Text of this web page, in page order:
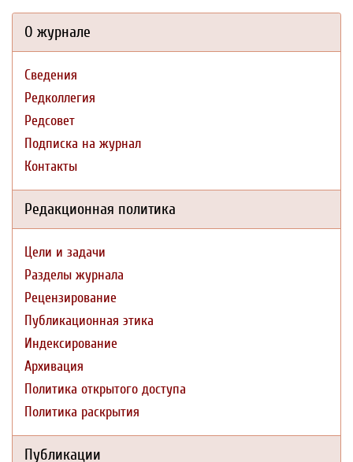
О журнале
Сведения
Редколлегия
Редсовет
Подписка на журнал
Контакты
Редакционная политика
Цели и задачи
Разделы журнала
Рецензирование
Публикационная этика
Индексирование
Архивация
Политика открытого доступа
Политика раскрытия
Публикации